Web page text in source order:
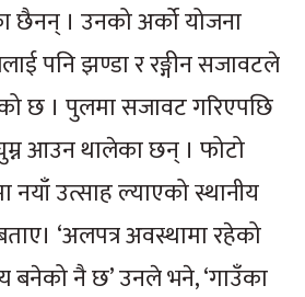
छैनन् । उनको अर्को योजना
पनि झण्डा र रङ्गीन सजावटले
छ । पुलमा सजावट गरिएपछि
आउन थालेका छन् । फोटो
नयाँ उत्साह ल्याएको स्थानीय
‘अलपत्र अवस्थामा रहेको
बनेको नै छ’ उनले भने, ‘गाउँका